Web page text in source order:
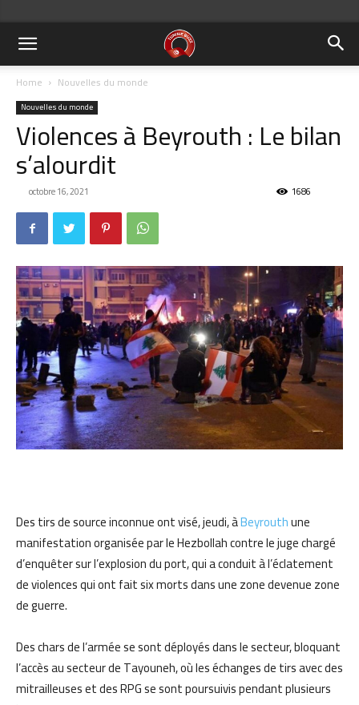
Home Nouvelles du monde
Nouvelles du monde
Violences à Beyrouth : Le bilan
s’alourdit
octobre 16, 2021 1686
Des tirs de source inconnue ont visé, jeudi, àBeyrouthune
manifestation organisée par le Hezbollah contre le juge chargé
d’enquêter sur l’explosion du port, qui a conduit à l’éclatement
de violences qui ont fait six morts dans une zone devenue zone
de guerre.
Des chars de l’armée se sont déployés dans le secteur, bloquant
l’accès au secteur de Tayouneh, où les échanges de tirs avec des
mitrailleuses et des RPG se sont poursuivis pendant plusieurs